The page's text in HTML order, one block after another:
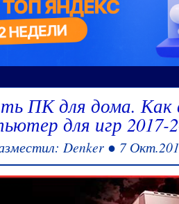
ПК для дома.
для игр 2017-
Denker ● 7